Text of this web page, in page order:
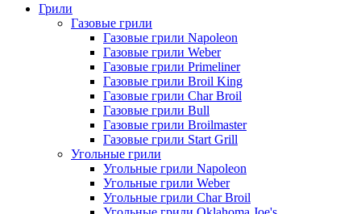
Грили
Газовые грили
Газовые грили Napoleon
Газовые грили Weber
Газовые грили Primeliner
Газовые грили Broil King
Газовые грили Char Broil
Газовые грили Bull
Газовые грили Broilmaster
Газовые грили Start Grill
Угольные грили
Угольные грили Napoleon
Угольные грили Weber
Угольные грили Char Broil